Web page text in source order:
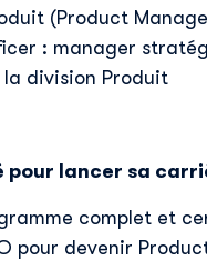
(Product
: manager
division Produit
pour lancer sa
complet et
pour devenir